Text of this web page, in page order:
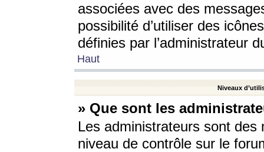
associées avec des
possibilité d’utiliser des
définies par l’administrateur
Haut
Niveaux
» Que sont les
Les administrateurs sont
niveau de contrôle sur le